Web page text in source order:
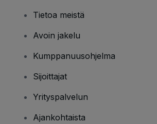
Tietoa meistä
Avoin jakelu
Kumppanuusohjelma
Sijoittajat
Yrityspalvelun
Ajankohtaista